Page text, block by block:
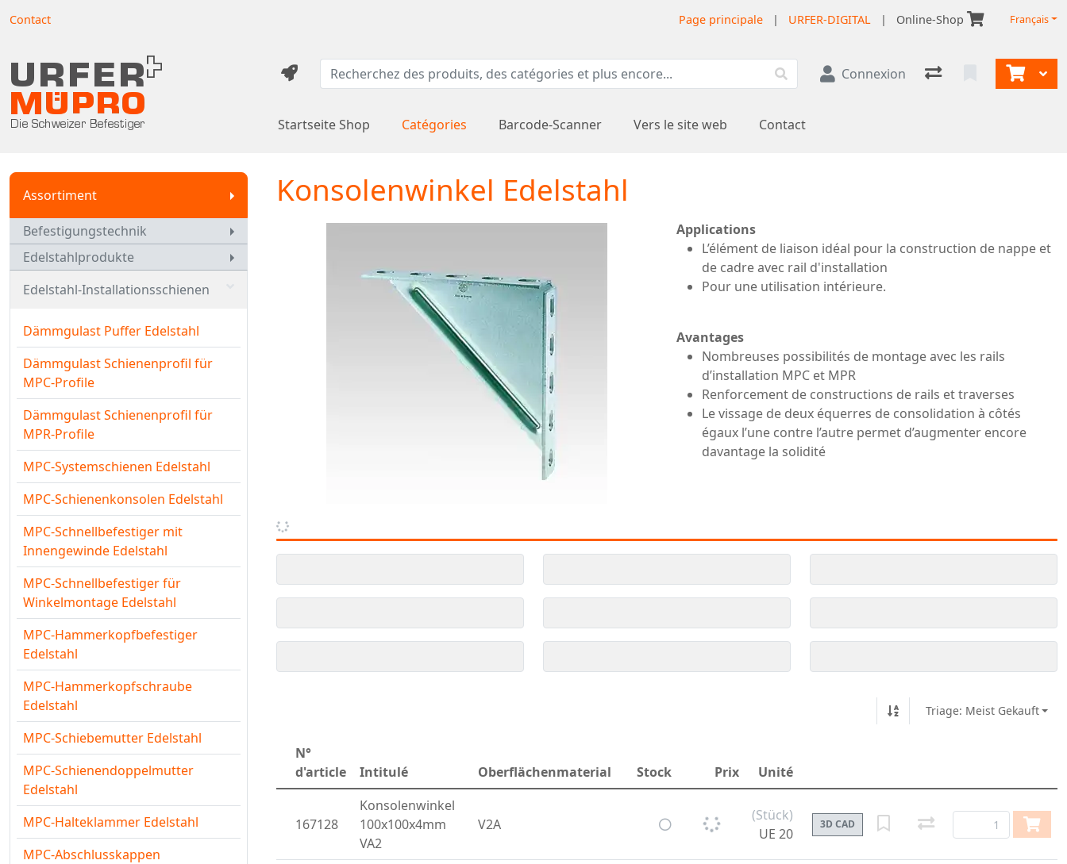
Contact Page principale | URFER-DIGITAL | Online-Shop Français
Connexion
Startseite Shop Catégories Barcode-Scanner Vers le site web Contact
Assortiment
Befestigungstechnik
Edelstahlprodukte
Edelstahl-Installationsschienen
Dämmgulast Puffer Edelstahl
Dämmgulast Schienenprofil für
MPC-Profile
Dämmgulast Schienenprofil für
MPR-Profile
MPC-Systemschienen Edelstahl
MPC-Schienenkonsolen Edelstahl
MPC-Schnellbefestiger mit
Innengewinde Edelstahl
MPC-Schnellbefestiger für
Winkelmontage Edelstahl
MPC-Hammerkopfbefestiger
Edelstahl
MPC-Hammerkopfschraube
Edelstahl
MPC-Schiebemutter Edelstahl
MPC-Schienendoppelmutter
Edelstahl
MPC-Halteklammer Edelstahl
MPC-Abschlusskappen
Konsolenwinkel Edelstahl
Applications
L’élément de liaison idéal pour la construction de nappe et
de cadre avec rail d'installation
Pour une utilisation intérieure.
Avantages
Nombreuses possibilités de montage avec les rails
d’installation MPC et MPR
Renforcement de constructions de rails et traverses
Le vissage de deux équerres de consolidation à côtés
égaux l’une contre l’autre permet d’augmenter encore
davantage la solidité
Triage: Meist Gekauft
N°
d'article
Intitulé Oberflächenmaterial Stock Prix Unité
167128
Konsolenwinkel
100x100x4mm
VA2
V2A
(Stück)
UE 20
3D CAD